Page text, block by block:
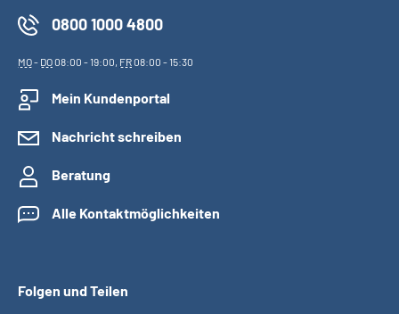
Mein Kundenportal
0800 1000 4800
MO- DO08:00 - 19:00, FR08:00 - 15:30
Mein Kundenportal
Nachricht schreiben
Beratung
Alle Kontaktmöglichkeiten
Folgen und Teilen